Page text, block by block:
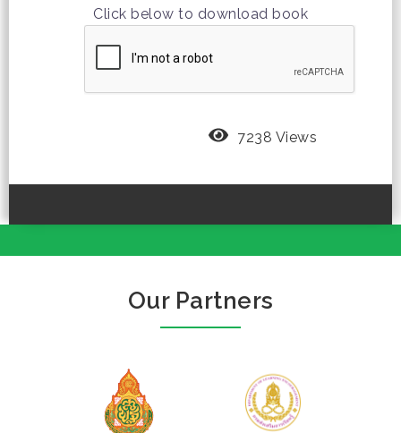
Click below to download book
7238 Views
Our Partners